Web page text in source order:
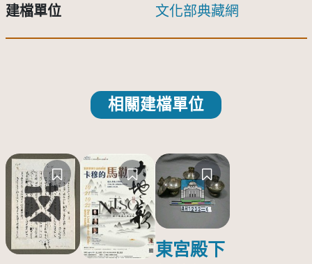
建檔單位 文化部典藏網
相關建檔單位
東宮殿下